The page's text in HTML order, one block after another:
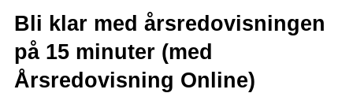
Bli klar med årsredovisningen
på 15 minuter (med
Årsredovisning Online)